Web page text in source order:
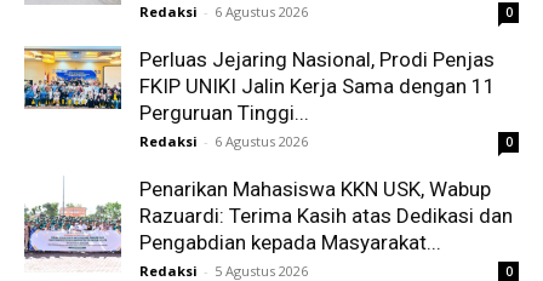
Redaksi - 6 Agustus 2026 0
Perluas Jejaring Nasional, Prodi Penjas
FKIP UNIKI Jalin Kerja Sama dengan 11
Perguruan Tinggi...
Redaksi - 6 Agustus 2026 0
Penarikan Mahasiswa KKN USK, Wabup
Razuardi: Terima Kasih atas Dedikasi dan
Pengabdian kepada Masyarakat...
Redaksi - 5 Agustus 2026 0